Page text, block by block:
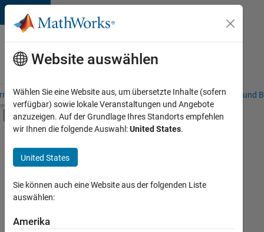
Weiter zum Inhalt
Karriere
bei
MathWorks
– Übersicht Stellensuche Niederlassungen Studierende und
Umschaltung für Off-Canvas-
Hauptinhalt
Information Technology
Customer Support
Education Sales
Sales Operations
Marketing Communications
+5
Derzeit
Website auswählen
Wählen Sie eine Website aus, um übersetzte Inhalte (sofern
verfügbar) sowie lokale Veranstaltungen und Angebote
anzuzeigen. Auf der Grundlage Ihres Standorts empfehlen
wir Ihnen die folgende Auswahl:United States.
United States
Sie können auch eine Website aus der folgenden Liste
auswählen:
Amerika